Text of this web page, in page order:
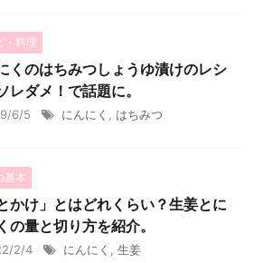
・料理
くのはちみつしょうゆ漬けのレシ
レダメ！で話題に。
6/5 にんにく はちみつ
基本
かけ」とはどれくらい？生姜とに
の量と切り方を紹介。
2/4 にんにく 生姜